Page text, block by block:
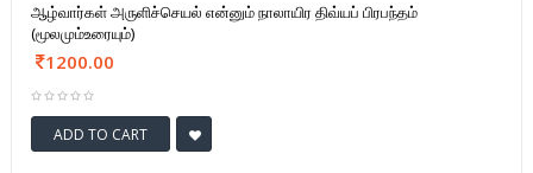
ஆழ்வார்கள் அருளிச்செயல் என்னும் நாலாயிர திவ்யப் பிரபந்தம்
(மூலமும்உரையும்)
1200.00
ADD TO CART